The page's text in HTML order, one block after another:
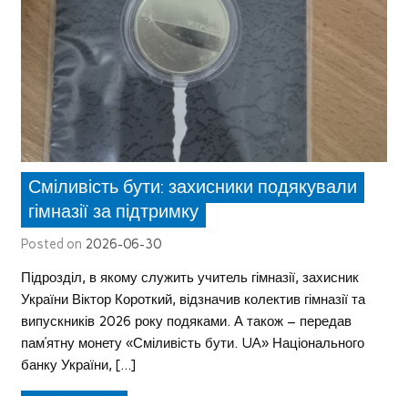
Сміливість бути: захисники подякували
гімназії за підтримку
Posted on 2026-06-30
Підрозділ, в якому служить учитель гімназії, захисник
України Віктор Короткий, відзначив колектив гімназії та
випускників 2026 року подяками. А також – передав
пам’ятну монету «Сміливість бути. UA» Національного
банку України, […]